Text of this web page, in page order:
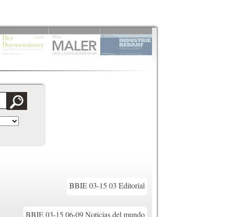
BBIE 03-15 03 Editorial
BBIE 03-15 06-09 Noticias del mundo